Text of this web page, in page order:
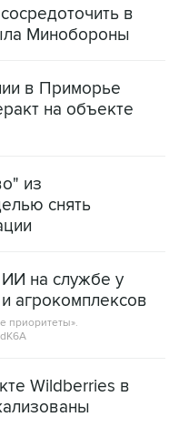
в
Минобороны
в Приморье
на объекте
из
снять
ИИ на службе у
агрокомплексов
приоритеты».
Wildberries в